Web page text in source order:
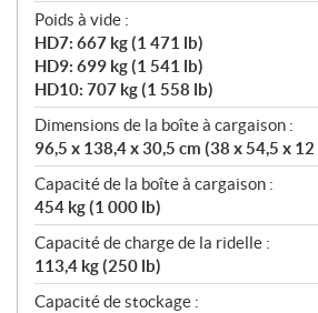
Poids à vide :
HD7: 667 kg (1 471 lb)
HD9: 699 kg (1 541 lb)
HD10: 707 kg (1 558 lb)
Dimensions de la boîte à cargaison :
96,5 x 138,4 x 30,5 cm (38 x 54,5 x 12
Capacité de la boîte à cargaison :
454 kg (1 000 lb)
Capacité de charge de la ridelle :
113,4 kg (250 lb)
Capacité de stockage :